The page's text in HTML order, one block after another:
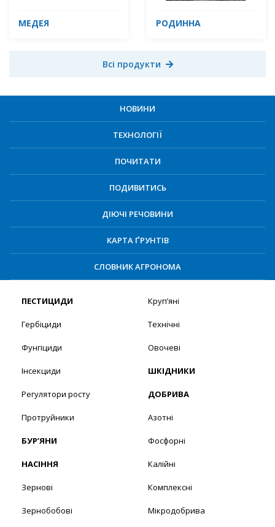
МЕДЕЯ РОДИННА
Всі продукти
НОВИНИ
ТЕХНОЛОГІЇ
ПОЧИТАТИ
ПОДИВИТИСЬ
ДІЮЧІ РЕЧОВИНИ
КАРТА ҐРУНТІВ
СЛОВНИК АГРОНОМА
ПЕСТИЦИДИ
Гербіциди
Фунгіциди
Інсекциди
Регулятори росту
Протруйники
БУР’ЯНИ
НАСІННЯ
Зернові
Зернобобові
Круп’яні
Технічні
Овочеві
ШКІДНИКИ
ДОБРИВА
Азотні
Фосфорні
Калійні
Комплексні
Мікродобрива